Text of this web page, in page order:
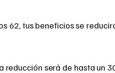
62, tus beneficios se
reducción será de hasta un